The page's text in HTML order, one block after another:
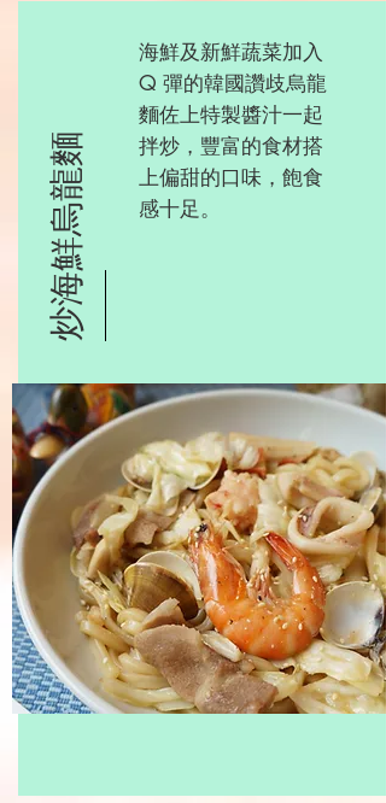
炒海鮮烏龍麵
海鮮及新鮮蔬菜加入
Q 彈的韓國讚歧烏龍
麵佐上特製醬汁一起
拌炒，豐富的食材搭
上偏甜的口味，飽食
感十足。